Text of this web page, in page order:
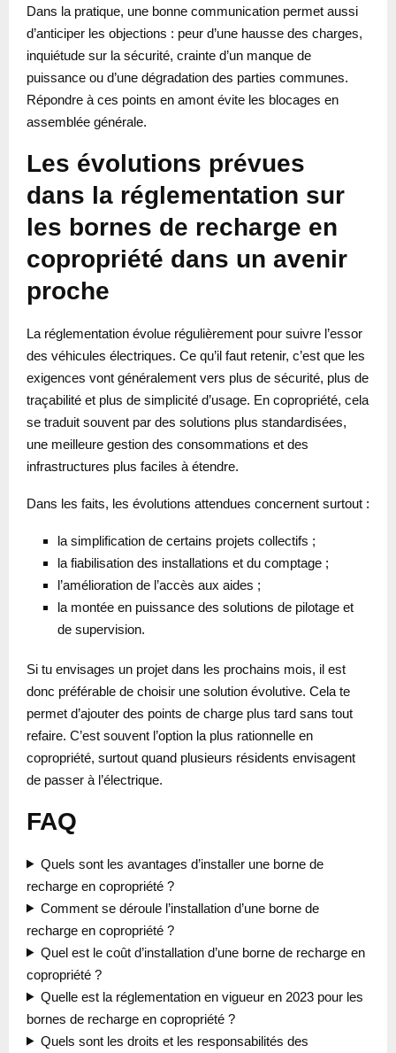
Dans la pratique, une bonne communication permet aussi
d’anticiper les objections : peur d’une hausse des charges,
inquiétude sur la sécurité, crainte d’un manque de
puissance ou d’une dégradation des parties communes.
Répondre à ces points en amont évite les blocages en
assemblée générale.
Les évolutions prévues
dans la réglementation sur
les bornes de recharge en
copropriété dans un avenir
proche
La réglementation évolue régulièrement pour suivre l’essor
des véhicules électriques. Ce qu’il faut retenir, c’est que les
exigences vont généralement vers plus de sécurité, plus de
traçabilité et plus de simplicité d’usage. En copropriété, cela
se traduit souvent par des solutions plus standardisées,
une meilleure gestion des consommations et des
infrastructures plus faciles à étendre.
Dans les faits, les évolutions attendues concernent surtout :
la simplification de certains projets collectifs ;
la fiabilisation des installations et du comptage ;
l’amélioration de l’accès aux aides ;
la montée en puissance des solutions de pilotage et
de supervision.
Si tu envisages un projet dans les prochains mois, il est
donc préférable de choisir une solution évolutive. Cela te
permet d’ajouter des points de charge plus tard sans tout
refaire. C’est souvent l’option la plus rationnelle en
copropriété, surtout quand plusieurs résidents envisagent
de passer à l’électrique.
FAQ
Quels sont les avantages d’installer une borne de
recharge en copropriété ?
Comment se déroule l’installation d’une borne de
recharge en copropriété ?
Quel est le coût d’installation d’une borne de recharge en
copropriété ?
Quelle est la réglementation en vigueur en 2023 pour les
bornes de recharge en copropriété ?
Quels sont les droits et les responsabilités des